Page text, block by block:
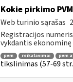
Kokie pirkimo
Web turinio sąrašas
Registracijos
vykdantis
pvm reikalavimai pvm
tikslinimas (57-69